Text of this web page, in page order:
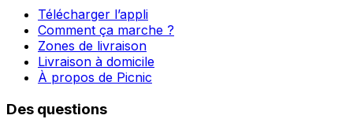
Télécharger l’appli
Comment ça marche ?
Zones de livraison
Livraison à domicile
À propos de Picnic
Des questions